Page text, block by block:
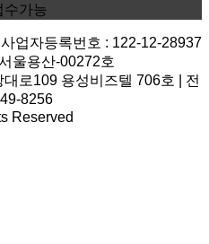
수가능
업자등록번호 : 122-12-28937
울용산-00272호
로109 용성비즈텔 706호 | 전
8256
Reserved